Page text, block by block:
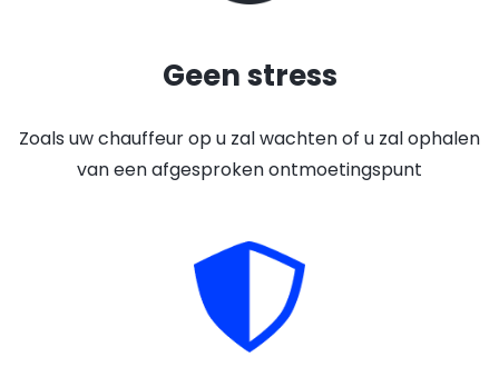
Geen stress
Zoals uw chauffeur op u zal wachten of u zal ophalen
van een afgesproken ontmoetingspunt